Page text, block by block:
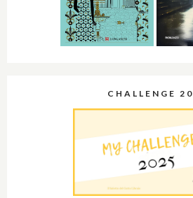
CHALLENGE